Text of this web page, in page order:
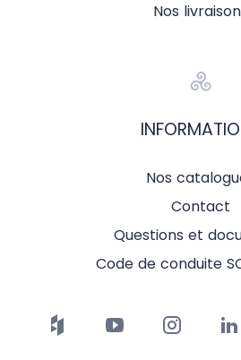
Nos
Nos
Contact
Questions et
Code de conduite